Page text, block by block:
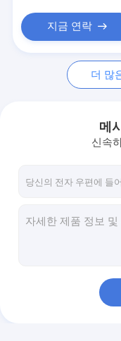
자외선 램프
백반증 엑시머 레
백반증 광선 요법
분수 RF 미세 바
여드름 치료 기계
여드름 치료 장치
지금 연락
더 많
메
신속